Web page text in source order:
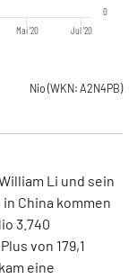
Mai '20 Jul '20
0
Nio (WKN: A2N4PB)
Li und sein
China kommen
3.740
von 179,1
eine